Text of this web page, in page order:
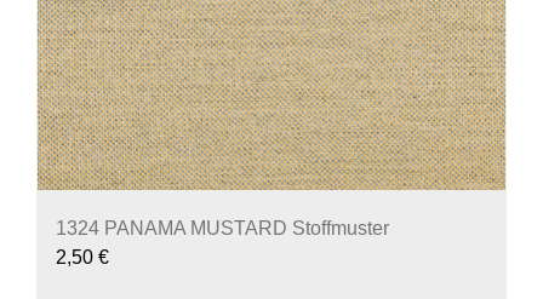
1324 PANAMA MUSTARD Stoffmuster
2,50 €